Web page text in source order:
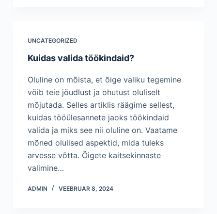
UNCATEGORIZED
Kuidas valida töökindaid?
Oluline on mõista, et õige valiku tegemine
võib teie jõudlust ja ohutust oluliselt
mõjutada. Selles artiklis räägime sellest,
kuidas tööülesannete jaoks töökindaid
valida ja miks see nii oluline on. Vaatame
mõned olulised aspektid, mida tuleks
arvesse võtta. Õigete kaitsekinnaste
valimine…
ADMIN VEEBRUAR 8, 2024